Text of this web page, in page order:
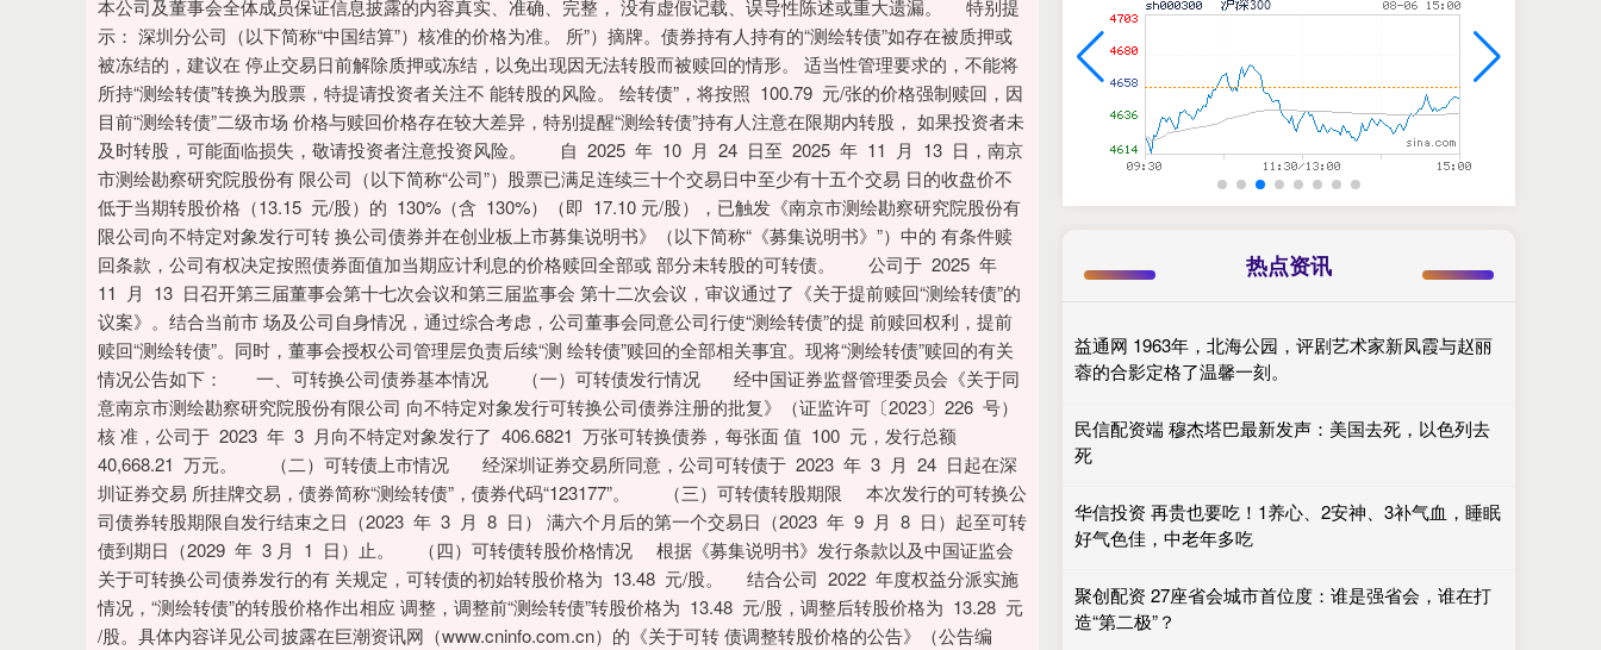
本公司及董事会全体成员保证信息披露的内容真实、准确、完整， 没有虚假记载、误导性陈述或重大遗漏。 特别提
示： 深圳分公司（以下简称“中国结算”）核准的价格为准。 所”）摘牌。债券持有人持有的“测绘转债”如存在被质押或
被冻结的，建议在 停止交易日前解除质押或冻结，以免出现因无法转股而被赎回的情形。 适当性管理要求的，不能将
所持“测绘转债”转换为股票，特提请投资者关注不 能转股的风险。 绘转债”，将按照 100.79 元/张的价格强制赎回，因
目前“测绘转债”二级市场 价格与赎回价格存在较大差异，特别提醒“测绘转债”持有人注意在限期内转股， 如果投资者未
及时转股，可能面临损失，敬请投资者注意投资风险。 自 2025 年 10 月 24 日至 2025 年 11 月 13 日，南京
市测绘勘察研究院股份有 限公司（以下简称“公司”）股票已满足连续三十个交易日中至少有十五个交易 日的收盘价不
低于当期转股价格（13.15 元/股）的 130%（含 130%）（即 17.10 元/股），已触发《南京市测绘勘察研究院股份有
限公司向不特定对象发行可转 换公司债券并在创业板上市募集说明书》（以下简称“《募集说明书》”）中的 有条件赎
回条款，公司有权决定按照债券面值加当期应计利息的价格赎回全部或 部分未转股的可转债。 公司于 2025 年
11 月 13 日召开第三届董事会第十七次会议和第三届监事会 第十二次会议，审议通过了《关于提前赎回“测绘转债”的
议案》。结合当前市 场及公司自身情况，通过综合考虑，公司董事会同意公司行使“测绘转债”的提 前赎回权利，提前
赎回“测绘转债”。同时，董事会授权公司管理层负责后续“测 绘转债”赎回的全部相关事宜。现将“测绘转债”赎回的有关
情况公告如下： 一、可转换公司债券基本情况 （一）可转债发行情况 经中国证券监督管理委员会《关于同
意南京市测绘勘察研究院股份有限公司 向不特定对象发行可转换公司债券注册的批复》（证监许可〔2023〕226 号）
核 准，公司于 2023 年 3 月向不特定对象发行了 406.6821 万张可转换债券，每张面 值 100 元，发行总额
40,668.21 万元。 （二）可转债上市情况 经深圳证券交易所同意，公司可转债于 2023 年 3 月 24 日起在深
圳证券交易 所挂牌交易，债券简称“测绘转债”，债券代码“123177”。 （三）可转债转股期限 本次发行的可转换公
司债券转股期限自发行结束之日（2023 年 3 月 8 日） 满六个月后的第一个交易日（2023 年 9 月 8 日）起至可转
债到期日（2029 年 3 月 1 日）止。 （四）可转债转股价格情况 根据《募集说明书》发行条款以及中国证监会
关于可转换公司债券发行的有 关规定，可转债的初始转股价格为 13.48 元/股。 结合公司 2022 年度权益分派实施
情况，“测绘转债”的转股价格作出相应 调整，调整前“测绘转债”转股价格为 13.48 元/股，调整后转股价格为 13.28 元
/股。具体内容详见公司披露在巨潮资讯网（www.cninfo.com.cn）的《关于可转 债调整转股价格的公告》（公告编
热点资讯
益通网 1963年，北海公园，评剧艺术家新凤霞与赵丽
蓉的合影定格了温馨一刻。
民信配资端 穆杰塔巴最新发声：美国去死，以色列去
死
华信投资 再贵也要吃！1养心、2安神、3补气血，睡眠
好气色佳，中老年多吃
聚创配资 27座省会城市首位度：谁是强省会，谁在打
造“第二极”？